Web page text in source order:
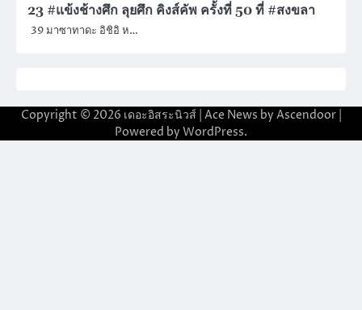
23 #แข้งช้างศึก ลุยศึก คิงส์คัพ ครั้งที่ 50 ที่ #สงขลา
39 มาซาทาดะ อิชิอิ ห…
Copyright © 2026 เดอะอิสระนิวส์ | Ace News by Ascendoor|
Powered by WordPress.